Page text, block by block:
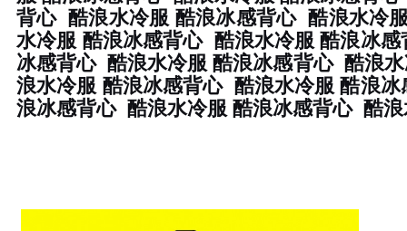
背心 酷浪水冷服 酷浪冰感背心 酷浪水冷
水冷服 酷浪冰感背心 酷浪水冷服 酷浪冰
冰感背心 酷浪水冷服 酷浪冰感背心 酷浪
浪水冷服 酷浪冰感背心 酷浪水冷服 酷浪
浪冰感背心 酷浪水冷服 酷浪冰感背心 酷